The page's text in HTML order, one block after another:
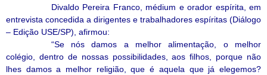
Divaldo Pereira Franco, médium e orador espírita, em
entrevista concedida a dirigentes e trabalhadores espíritas (Diálogo
– Edição USE/SP), afirmou:
“Se nós damos a melhor alimentação, o melhor
colégio, dentro de nossas possibilidades, aos filhos, porque não
lhes damos a melhor religião, que é aquela que já elegemos?